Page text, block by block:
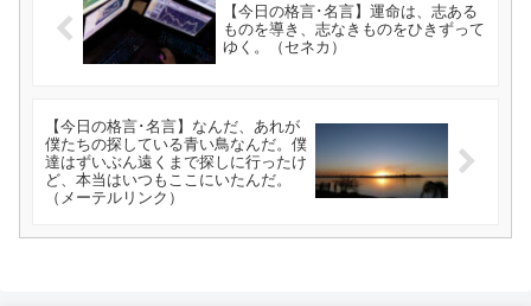
【今日の格言･名言】運命は、志ある
ものを導き、志なきものをひきずって
ゆく。（セネカ）
【今日の格言･名言】なんだ、あれが
僕たちの探している青い鳥なんだ。僕
達はずいぶん遠くまで探しに行ったけ
ど、本当はいつもここにいたんだ。
（メーテルリンク）